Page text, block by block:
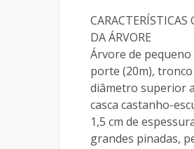
CARACTERÍSTICAS
DA ÁRVORE
Árvore de pequeno
porte (20m),
diâmetro superior
casca castanho-
1,5 cm de
grandes pinadas,